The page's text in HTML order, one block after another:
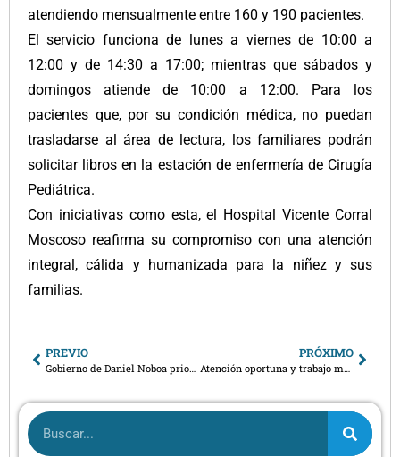
atendiendo mensualmente entre 160 y 190 pacientes.
El servicio funciona de lunes a viernes de 10:00 a
12:00 y de 14:30 a 17:00; mientras que sábados y
domingos atiende de 10:00 a 12:00. Para los
pacientes que, por su condición médica, no puedan
trasladarse al área de lectura, los familiares podrán
solicitar libros en la estación de enfermería de Cirugía
Pediátrica.
Con iniciativas como esta, el Hospital Vicente Corral
Moscoso reafirma su compromiso con una atención
integral, cálida y humanizada para la niñez y sus
familias.
PREVIO
Gobierno de Daniel Noboa prioriza atención neonatal con exitosa intervención a paciente prematura crítica en Cuenca
PRÓXIMO
Atención oportuna y trabajo multidisciplinario salva la vida de joven con trauma grave